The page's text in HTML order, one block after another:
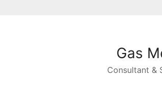
Gas
Consultant &